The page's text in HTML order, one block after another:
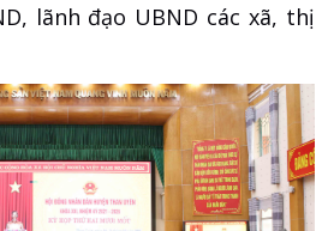
lãnh đạo UBND các xã, thị